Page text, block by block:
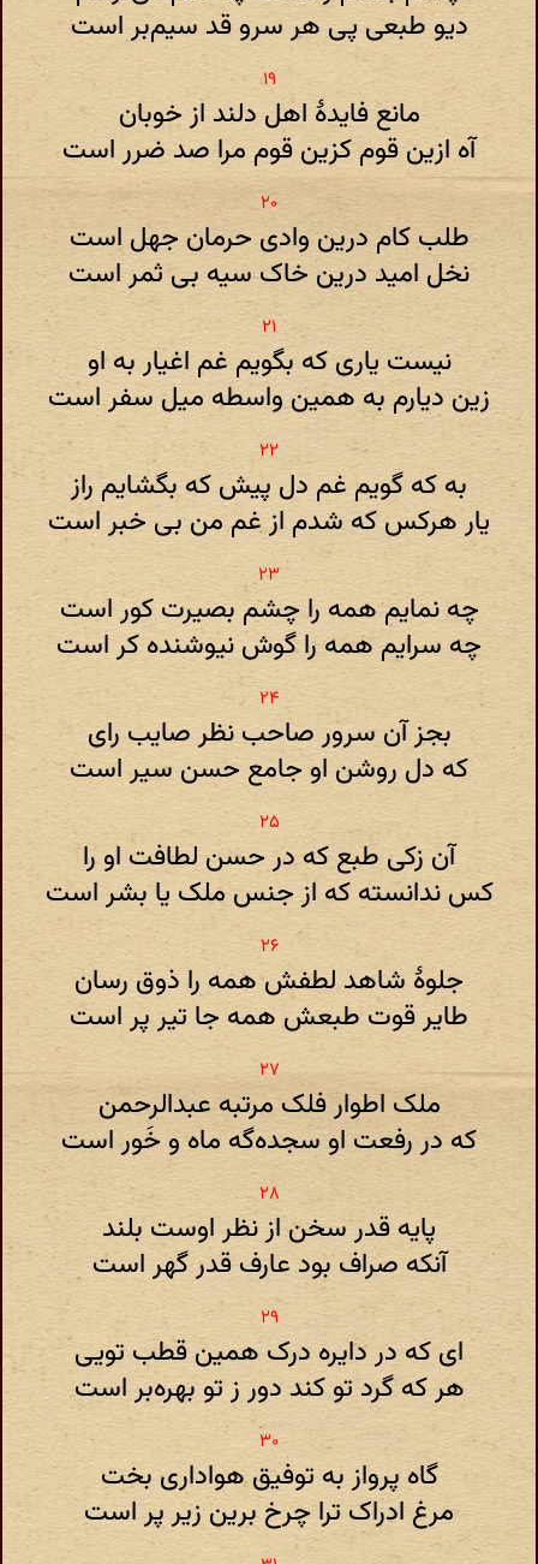
دیو طبعی پی هر سرو قد سیم‌بر است
مانع فایدهٔ اهل دلند از خوبان
آه ازین قوم کزین قوم مرا صد ضرر است
طلب کام درین وادی حرمان جهل است
نخل امید درین خاک سیه بی ثمر است
نیست یاری که بگویم غم اغیار به او
زین دیارم به همین واسطه میل سفر است
به که گویم غم دل پیش که بگشایم راز
یار هرکس که شدم از غم من بی خبر است
چه نمایم همه را چشم بصیرت کور است
چه سرایم همه را گوش نیوشنده کر است
بجز آن سرور صاحب نظر صایب رای
که دل روشن او جامع حسن سیر است
آن زکی طبع که در حسن لطافت او را
کس ندانسته که از جنس ملک یا بشر است
جلوهٔ شاهد لطفش همه را ذوق رسان
طایر قوت طبعش همه جا تیر پر است
ملک اطوار فلک مرتبه عبدالرحمن
که در رفعت او سجده‌گه ماه و خَور است
پایه قدر سخن از نظر اوست بلند
آنکه صراف بود عارف قدر گهر است
ای که در دایره درک همین قطب تویی
هر که گرد تو کند دور ز تو بهره‌بر است
گاه پرواز به توفیق هواداری بخت
مرغ ادراک ترا چرخ برین زیر پر است